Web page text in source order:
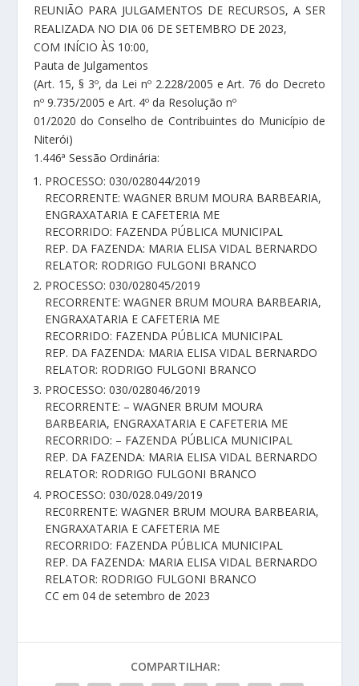
REUNIÃO PARA JULGAMENTOS DE RECURSOS, A SER
REALIZADA NO DIA 06 DE SETEMBRO DE 2023,
COM INÍCIO ÀS 10:00,
Pauta de Julgamentos
(Art. 15, § 3º, da Lei nº 2.228/2005 e Art. 76 do Decreto
nº 9.735/2005 e Art. 4º da Resolução nº
01/2020 do Conselho de Contribuintes do Município de
Niterói)
1.446ª Sessão Ordinária:
PROCESSO: 030/028044/2019
RECORRENTE: WAGNER BRUM MOURA BARBEARIA,
ENGRAXATARIA E CAFETERIA ME
RECORRIDO: FAZENDA PÚBLICA MUNICIPAL
REP. DA FAZENDA: MARIA ELISA VIDAL BERNARDO
RELATOR: RODRIGO FULGONI BRANCO
PROCESSO: 030/028045/2019
RECORRENTE: WAGNER BRUM MOURA BARBEARIA,
ENGRAXATARIA E CAFETERIA ME
RECORRIDO: FAZENDA PÚBLICA MUNICIPAL
REP. DA FAZENDA: MARIA ELISA VIDAL BERNARDO
RELATOR: RODRIGO FULGONI BRANCO
PROCESSO: 030/028046/2019
RECORRENTE: – WAGNER BRUM MOURA
BARBEARIA, ENGRAXATARIA E CAFETERIA ME
RECORRIDO: – FAZENDA PÚBLICA MUNICIPAL
REP. DA FAZENDA: MARIA ELISA VIDAL BERNARDO
RELATOR: RODRIGO FULGONI BRANCO
PROCESSO: 030/028.049/2019
REC0RRENTE: WAGNER BRUM MOURA BARBEARIA,
ENGRAXATARIA E CAFETERIA ME
RECORRIDO: FAZENDA PÚBLICA MUNICIPAL
REP. DA FAZENDA: MARIA ELISA VIDAL BERNARDO
RELATOR: RODRIGO FULGONI BRANCO
CC em 04 de setembro de 2023
COMPARTILHAR: